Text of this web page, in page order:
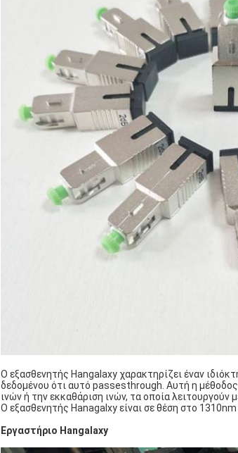
Ο εξασθενητής Hangalaxy χαρακτηρίζει έναν
δεδομένου ότι αυτό passesthrough. Αυτή η
ινών ή την εκκαθάριση ινών, τα οποία
Ο εξασθενητής Hanagalxy είναι σε θέση στο 1310nm
Εργαστήριο Hangalaxy